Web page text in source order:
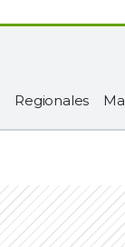
Regionales